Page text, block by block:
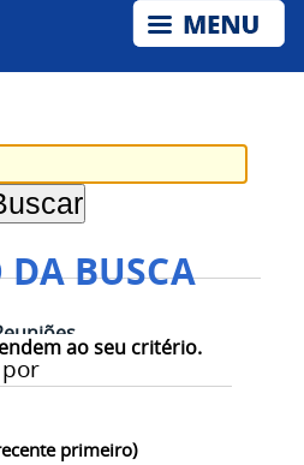
DA BUSCA
ao seu critério.
primeiro)